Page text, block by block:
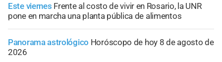
Este viernes Frente al costo de vivir en Rosario, la UNR
pone en marcha una planta pública de alimentos
Panorama astrológico Horóscopo de hoy 8 de agosto de
2026